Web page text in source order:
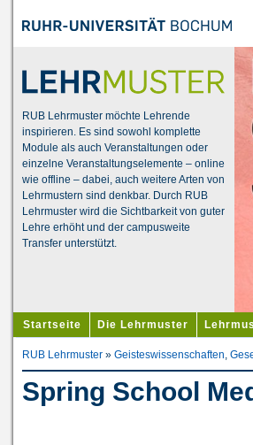
RUB Lehrmuster möchte Lehrende
inspirieren. Es sind sowohl komplette
Module als auch Veranstaltungen oder
einzelne Veranstaltungselemente – online
wie offline – dabei, auch weitere Arten von
Lehrmustern sind denkbar. Durch RUB
Lehrmuster wird die Sichtbarkeit von guter
Lehre erhöht und der campusweite
Transfer unterstützt.
Startseite Die Lehrmuster
RUB Lehrmuster » Geisteswissenschaften
Spring School